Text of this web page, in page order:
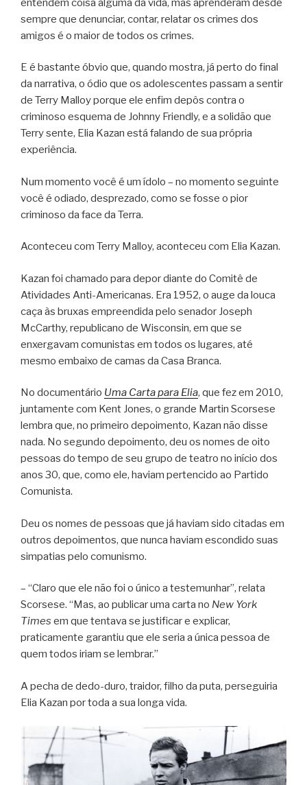
sempre que denunciar, contar, relatar os crimes dos
amigos é o maior de todos os crimes.
E é bastante óbvio que, quando mostra, já perto do final
da narrativa, o ódio que os adolescentes passam a sentir
de Terry Malloy porque ele enfim depôs contra o
criminoso esquema de Johnny Friendly, e a solidão que
Terry sente, Elia Kazan está falando de sua própria
experiência.
Num momento você é um ídolo – no momento seguinte
você é odiado, desprezado, como se fosse o pior
criminoso da face da Terra.
Aconteceu com Terry Malloy, aconteceu com Elia Kazan.
Kazan foi chamado para depor diante do Comitê de
Atividades Anti-Americanas. Era 1952, o auge da louca
caça às bruxas empreendida pelo senador Joseph
McCarthy, republicano de Wisconsin, em que se
enxergavam comunistas em todos os lugares, até
mesmo embaixo de camas da Casa Branca.
No documentário Uma Carta para Elia, que fez em 2010,
juntamente com Kent Jones, o grande Martin Scorsese
lembra que, no primeiro depoimento, Kazan não disse
nada. No segundo depoimento, deu os nomes de oito
pessoas do tempo de seu grupo de teatro no início dos
anos 30, que, como ele, haviam pertencido ao Partido
Comunista.
Deu os nomes de pessoas que já haviam sido citadas em
outros depoimentos, que nunca haviam escondido suas
simpatias pelo comunismo.
– “Claro que ele não foi o único a testemunhar”, relata
Scorsese. “Mas, ao publicar uma carta no New York
Times em que tentava se justificar e explicar,
praticamente garantiu que ele seria a única pessoa de
quem todos iriam se lembrar.”
A pecha de dedo-duro, traidor, filho da puta, perseguiria
Elia Kazan por toda a sua longa vida.